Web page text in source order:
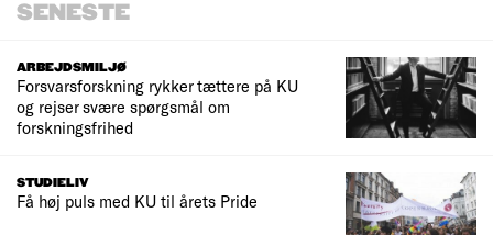
SENESTE
ARBEJDSMILJØ
Forsvarsforskning rykker tættere på KU
og rejser svære spørgsmål om
forskningsfrihed
STUDIELIV
Få høj puls med KU til årets Pride